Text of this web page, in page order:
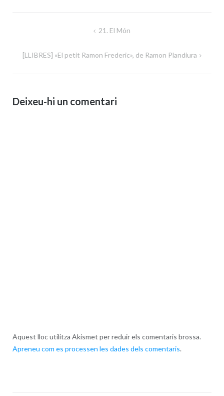
21. El Món
[LLIBRES] «El petit Ramon Frederic», de Ramon Plandiura
Deixeu-hi un comentari
Aquest lloc utilitza Akismet per reduir els comentaris brossa.
Apreneu com es processen les dades dels comentaris.